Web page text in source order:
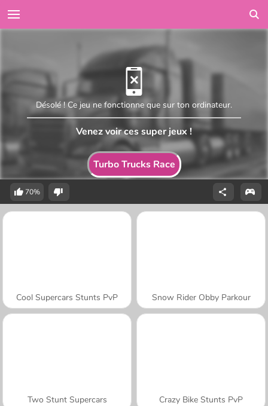
Turbo Trucks Race
Désolé ! Ce jeu ne fonctionne que sur ton ordinateur.
Venez voir ces super jeux !
70%
Cool Supercars Stunts PvP Snow Rider Obby Parkour
Two Stunt Supercars Crazy Bike Stunts PvP